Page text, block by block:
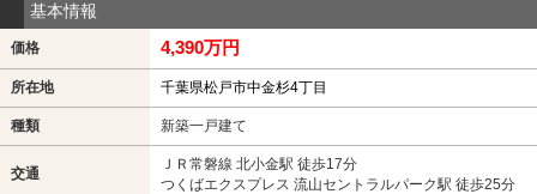
基本情報
価格 4,390万円
所在地 千葉県松戸市中金杉4丁目
種類 新築一戸建て
交通
ＪＲ常磐線 北小金駅 徒歩17分
つくばエクスプレス 流山セントラルパーク駅 徒歩25分